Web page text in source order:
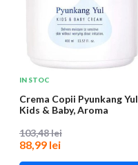
IN STOC
Crema Copii Pyunkang Yul
Kids & Baby, Aroma
103,48 lei
88,99 lei